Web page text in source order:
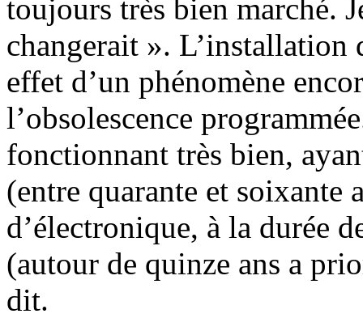
toujours très bien marché.
changerait ».
effet d’un phénomène
l’obsolescence
fonctionnant très bien,
(entre quarante et soixante
d’électronique, à la durée
(autour de quinze ans a
dit.